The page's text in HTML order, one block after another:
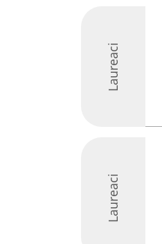
Laureaci
Laureaci